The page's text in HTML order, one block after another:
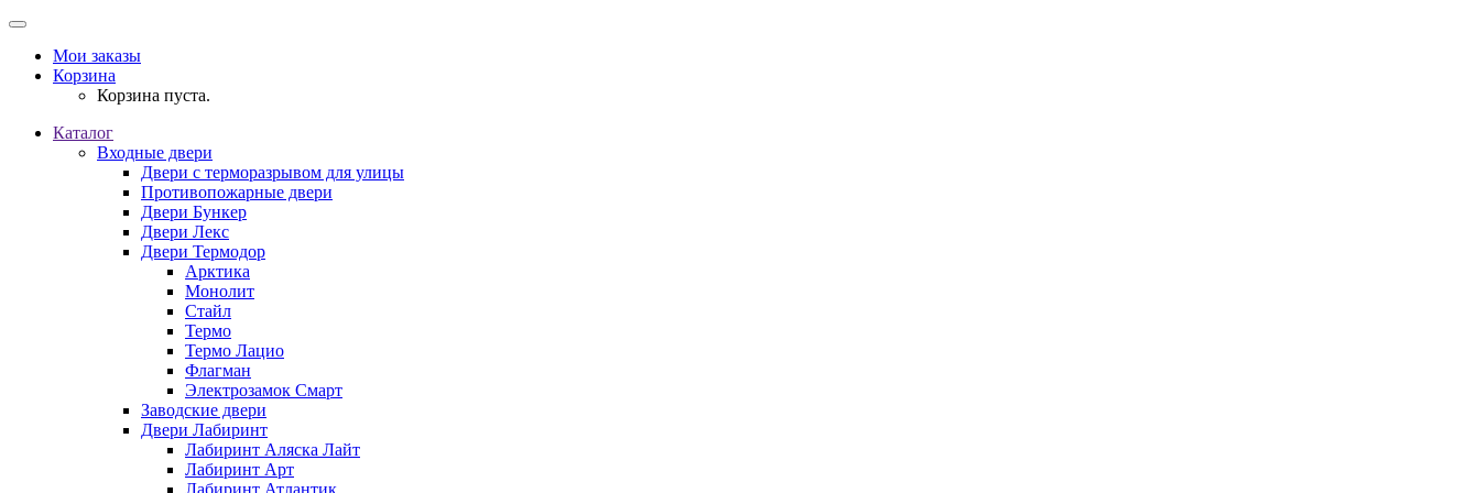
Мои заказы
Корзина
Корзина пуста.
Каталог
Входные двери
Двери с терморазрывом для улицы
Противопожарные двери
Двери Бункер
Двери Лекс
Двери Термодор
Арктика
Монолит
Стайл
Термо
Термо Лацио
Флагман
Электрозамок Смарт
Заводские двери
Двери Лабиринт
Лабиринт Аляска Лайт
Лабиринт Арт
Лабиринт Атлантик